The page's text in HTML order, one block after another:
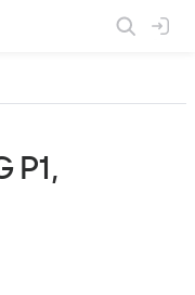
P1,